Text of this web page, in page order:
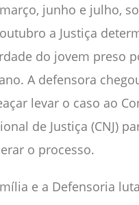
junho e julho,
a Justiça
do jovem preso
A defensora
levar o caso ao
de Justiça (CNJ)
o processo.
e a Defensoria